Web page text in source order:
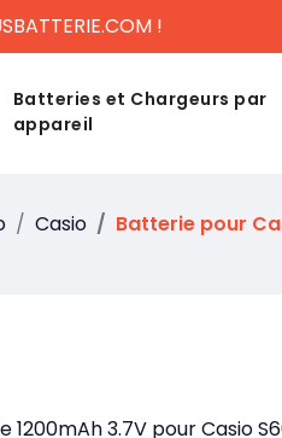
!
Batteries et Chargeurs par
appareil
Casio Batterie pour